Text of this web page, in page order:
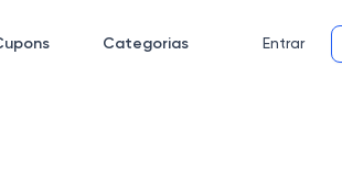
Categorias Entrar